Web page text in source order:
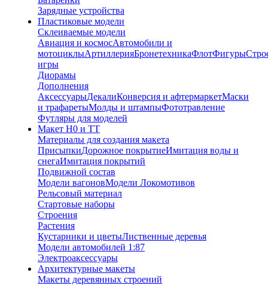
Зарядные устройства
Пластиковые модели
Склеиваемые модели
Авиация и космосАвтомобили и
мотоциклыАртиллерияБронетехникаФлотФигуры
игры
Диорамы
Дополнения
АксессуарыДекалиКонверсия и афтермаркетМаски
и трафаретыМолды и штампыФототравление
Футляры для моделей
Макет H0 и TT
Материалы для создания макета
ПрисыпкиДорожное покрытиеИмитация воды и
снегаИмитация покрытий
Подвижной состав
Модели вагоновМодели Локомотивов
Рельсовый материал
Стартовые наборы
Строения
Растения
Кустарники и цветыЛиственные деревья
Модели автомобилей 1:87
Электроаксессуары
Архитектурные макеты
Макеты деревянных строений